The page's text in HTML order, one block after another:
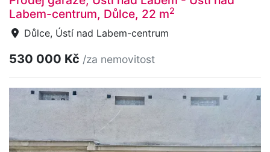
Labem-centrum, Důlce, 22 m2
Důlce, Ústí nad Labem-centrum
530 000 Kč /za nemovitost